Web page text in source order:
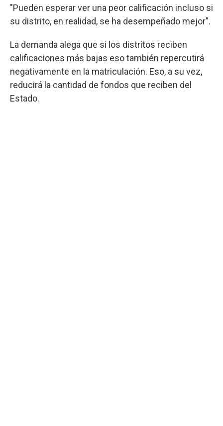
"Pueden esperar ver una peor calificación incluso si
su distrito, en realidad, se ha desempeñado mejor".
La demanda alega que si los distritos reciben
calificaciones más bajas eso también repercutirá
negativamente en la matriculación. Eso, a su vez,
reducirá la cantidad de fondos que reciben del
Estado.